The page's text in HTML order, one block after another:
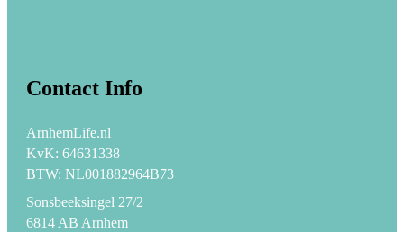
Contact Info
ArnhemLife.nl
KvK: 64631338
BTW: NL001882964B73
Sonsbeeksingel 27/2
6814 AB Arnhem